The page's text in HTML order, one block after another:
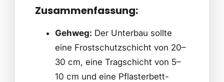
Zusammenfassung:
Gehweg: Der Unterbau sollte
eine Frostschutzschicht von 20–
30 cm, eine Tragschicht von 5–
10 cm und eine Pflasterbett-